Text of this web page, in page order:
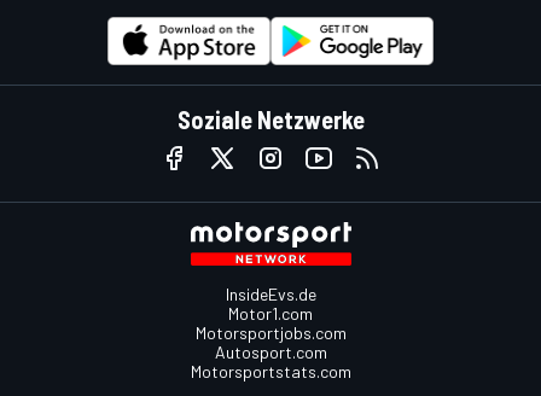
Soziale Netzwerke
InsideEvs.de
Motor1.com
Motorsportjobs.com
Autosport.com
Motorsportstats.com